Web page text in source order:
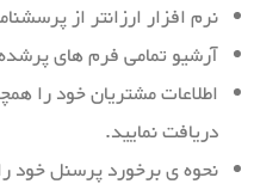
نرم افزار ارزانتر از
آرشیو تمامی فرم های
اطلاعات مشتریان خود را
دریافت نمایید.
نحوه ی برخورد پرسنل خود